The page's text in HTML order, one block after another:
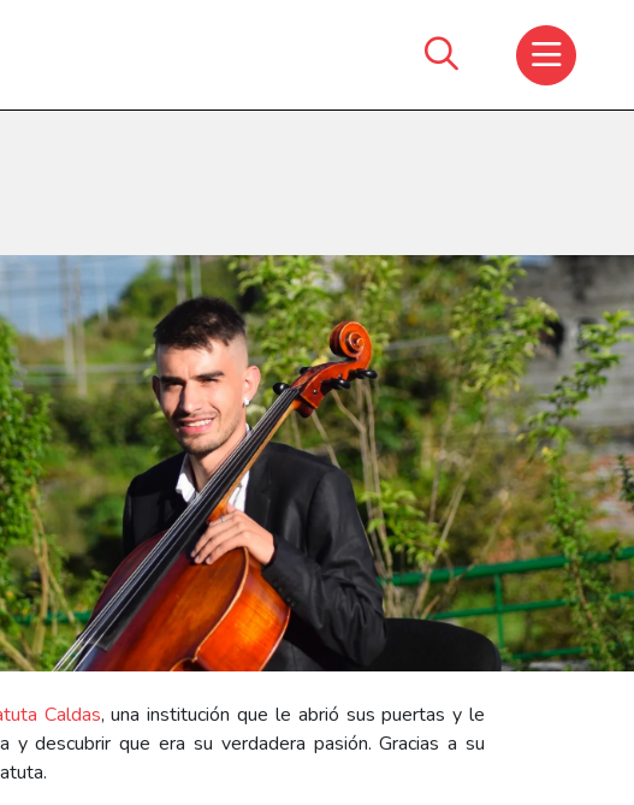
Search
for:
Caldas, una institución que le abrió sus puertas y le
descubrir que era su verdadera pasión. Gracias a su